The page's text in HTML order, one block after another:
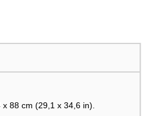
88 cm (29,1 x 34,6 in).